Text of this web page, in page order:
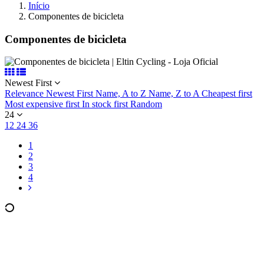
Início
Componentes de bicicleta
Componentes de bicicleta
Newest First
Relevance Newest FirstName, A to Z Name, Z to ACheapest first
Most expensive firstIn stock firstRandom
24
12 24 36
1
2
3
4